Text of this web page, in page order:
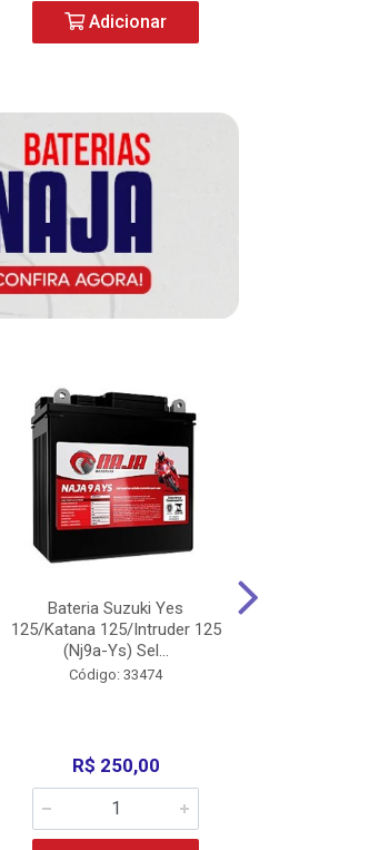
Adicionar
Bateria Suzuki Yes
125/Katana 125/Intruder 125
(Nj9a-Ys) Sel...
Código: 33474
R$ 250,00